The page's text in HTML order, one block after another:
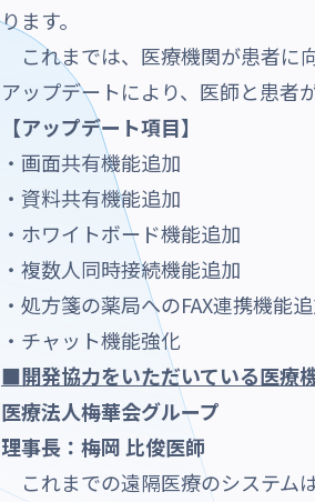
ります。
これまでは、医療機関が患者に
アップデートにより、医師と患者
【アップデート項目】
・画面共有機能追加
・資料共有機能追加
・ホワイトボード機能追加
・複数人同時接続機能追加
・処方箋の薬局へのFAX連携機能
・チャット機能強化
■開発協力をいただいている医療
医療法人梅華会グループ
理事長：梅岡 比俊医師
これまでの遠隔医療のシステム